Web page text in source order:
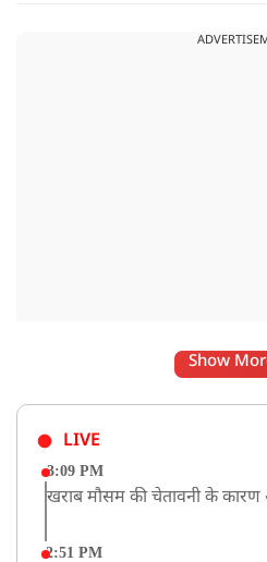
Show
LIVE
3:09 PM
खराब मौसम की चेतावनी के कारण
2:51 PM